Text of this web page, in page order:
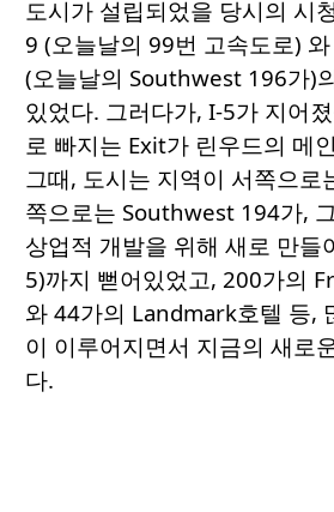
도시가 설립되었을 당시의 시
9 (오늘날의 99번 고속도로)
(오늘날의 Southwest 196가)
있었다. 그러다가, I-5가 지어
로 빠지는 Exit가 린우드의 메
그때, 도시는 지역이 서쪽으로
쪽으로는 Southwest 194가,
상업적 개발을 위해 새로 만들
5)까지 뻗어있었고, 200가의
와 44가의 Landmark호텔 등,
이 이루어지면서 지금의 새로
다.